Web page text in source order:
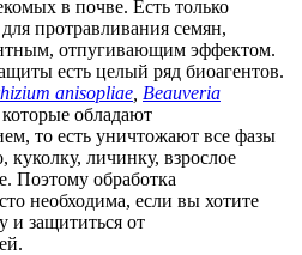
в почве. Есть только
протравливания семян,
отпугивающим эффектом.
есть целый ряд биоагентов.
anisopliae Beauveria
которые обладают
то есть уничтожают все фазы
личинку, взрослое
Поэтому обработка
необходима, если вы хотите
и защититься от